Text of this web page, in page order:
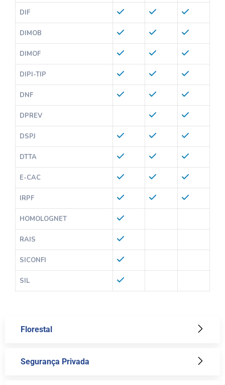
DIF
DIMOB
DIMOF
DIPI-TIP
DNF
DPREV
DSPJ
DTTA
E-CAC
IRPF
HOMOLOGNET
RAIS
SICONFI
SIL
Florestal
Segurança Privada